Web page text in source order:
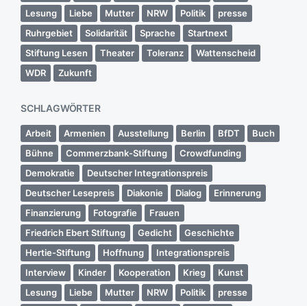
Lesung
Liebe Mutter NRW Politik
presse
Ruhrgebiet
Solidarität Sprache
Startnext
Stiftung Lesen
Theater Toleranz
Wattenscheid
WDR
Zukunft
SCHLAGWÖRTER
Arbeit Armenien Ausstellung Berlin BfDT
Buch
Bühne
Commerzbank-Stiftung
Crowdfunding
Demokratie
Deutscher Integrationspreis
Deutscher Lesepreis
Diakonie Dialog
Erinnerung
Finanzierung
Fotografie
Frauen
Friedrich Ebert Stiftung
Gedicht
Geschichte
Hertie-Stiftung
Hoffnung
Integrationspreis
Interview
Kinder Kooperation Krieg
Kunst
Lesung
Liebe Mutter NRW Politik presse